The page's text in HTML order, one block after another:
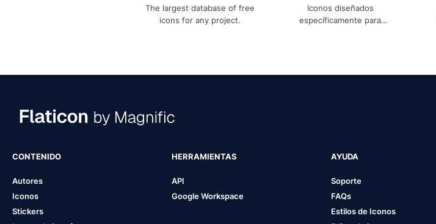
The largest database of free
icons for any project.
Iconos diseñados
específicamente para
CONTENIDO
Autores
Iconos
Stickers
HERRAMIENTAS
API
Google Workspace
AYUDA
Soporte
FAQs
Estilos de Iconos